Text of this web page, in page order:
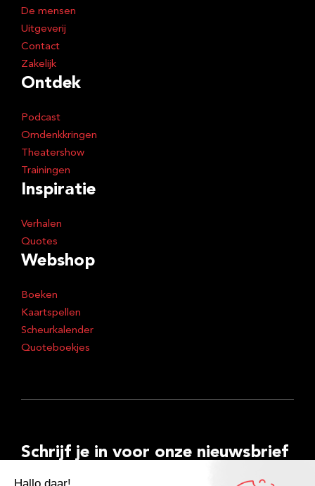
De mensen
Uitgeverij
Contact
Zakelijk
Ontdek
Podcast
Omdenkkringen
Theatershow
Trainingen
Inspiratie
Verhalen
Quotes
Webshop
Boeken
Kaartspellen
Scheurkalender
Quoteboekjes
Schrijf je in voor onze nieuwsbrief